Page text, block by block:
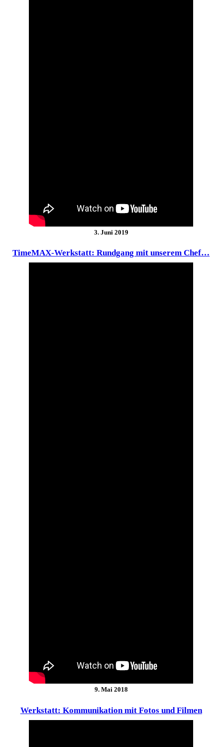
3. Juni 2019
TimeMAX-Werkstatt: Rundgang mit unserem Chef…
9. Mai 2018
Werkstatt: Kommunikation mit Fotos und Filmen